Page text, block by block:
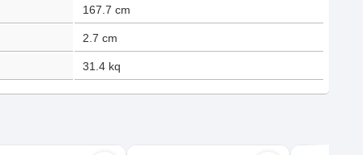
167.7 cm
2.7 cm
31.4 kq